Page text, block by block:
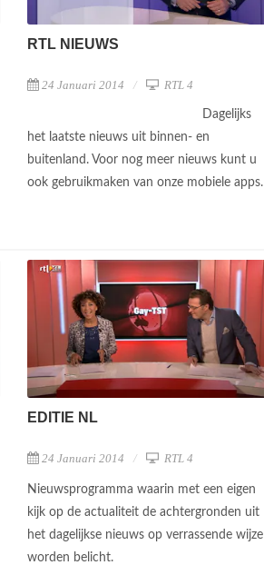
RTL NIEUWS
24 Januari 2014 RTL 4
Dagelijks
het laatste nieuws uit binnen- en
buitenland. Voor nog meer nieuws kunt u
ook gebruikmaken van onze mobiele apps.
EDITIE NL
24 Januari 2014 RTL 4
Nieuwsprogramma waarin met een eigen
kijk op de actualiteit de achtergronden uit
het dagelijkse nieuws op verrassende wijze
worden belicht.